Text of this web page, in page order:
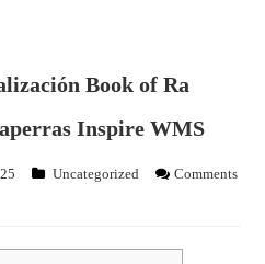
Book of Ra
Inspire WMS
Uncategorized
Comments